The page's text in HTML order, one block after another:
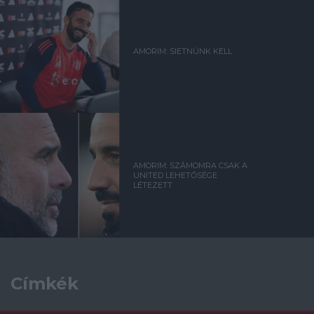
AMORIM: SIETNÜNK KELL
AMORIM: SZÁMOMRA CSAK A
UNITED LEHETŐSÉGE
LÉTEZETT
Címkék